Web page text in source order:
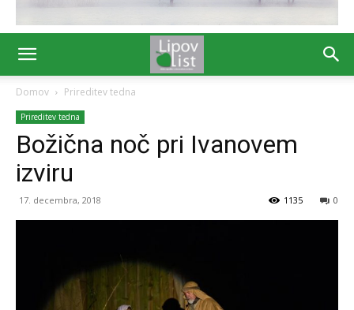
Domov Prireditev tedna
Prireditev tedna
Božična noč pri Ivanovem
izviru
17. decembra, 2018 0
1135